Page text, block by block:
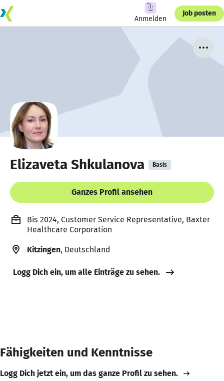
Anmelden
Job posten
Elizaveta Shkulanova Basis
Ganzes Profil ansehen
Bis 2024, Customer Service Representative, Baxter
Healthcare Corporation
Kitzingen, Deutschland
Logg Dich ein, um alle Einträge zu sehen.
Fähigkeiten und Kenntnisse
Logg Dich jetzt ein, um das ganze Profil zu sehen.